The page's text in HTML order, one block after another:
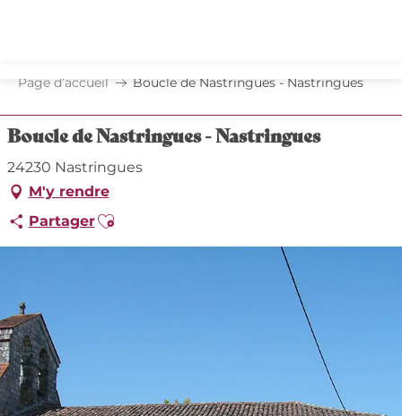
principal
Page d’accueil Boucle de Nastringues - Nastringues
Boucle de Nastringues - Nastringues
24230 Nastringues
M'y rendre
PartagerAjouter aux favoris